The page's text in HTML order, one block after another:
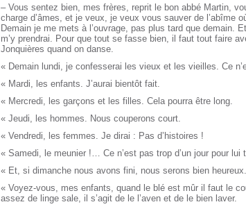
– Vous sentez bien, mes frères, reprit le bon abbé Martin,
charge d’âmes, et je veux, je veux vous sauver de l’abîme
Demain je me mets à l’ouvrage, pas plus tard que demain.
m’y prendrai. Pour que tout se fasse bien, il faut tout faire
Jonquières quand on danse.
« Demain lundi, je confesserai les vieux et les vieilles. Ce
« Mardi, les enfants. J’aurai bientôt fait.
« Mercredi, les garçons et les filles. Cela pourra être long.
« Jeudi, les hommes. Nous couperons court.
« Vendredi, les femmes. Je dirai : Pas d’histoires !
« Samedi, le meunier !… Ce n’est pas trop d’un jour pour
« Et, si dimanche nous avons fini, nous serons bien heureux.
« Voyez-vous, mes enfants, quand le blé est mûr il faut le
assez de linge sale, il s’agit de le l’aven et de le bien laver.